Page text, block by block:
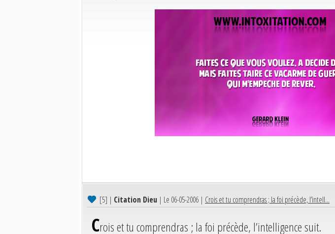
[5] | Citation Dieu | Le 06-05-2006 | Crois et tu comprendras ; la foi précède, l’intell...
Crois et tu comprendras ; la foi précède, l’intelligence suit.